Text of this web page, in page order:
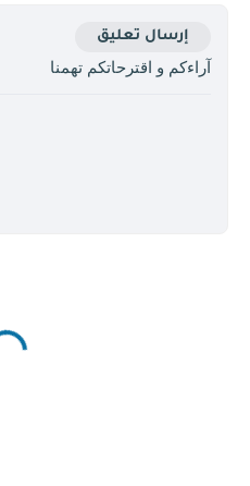
إرسال تعليق
آراءكم و اقترحاتكم تهمنا